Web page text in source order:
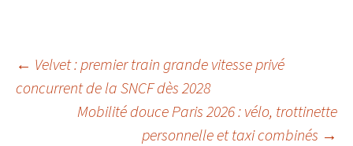
Navigation
← Velvet : premier train grande vitesse privé
concurrent de la SNCF dès 2028
Mobilité douce Paris 2026 : vélo, trottinette
personnelle et taxi combinés →